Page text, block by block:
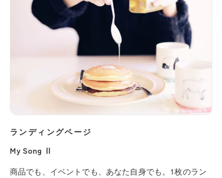
ランディングページ
My Song Ⅱ
商品でも、イベントでも、あなた自身でも。1枚のラン